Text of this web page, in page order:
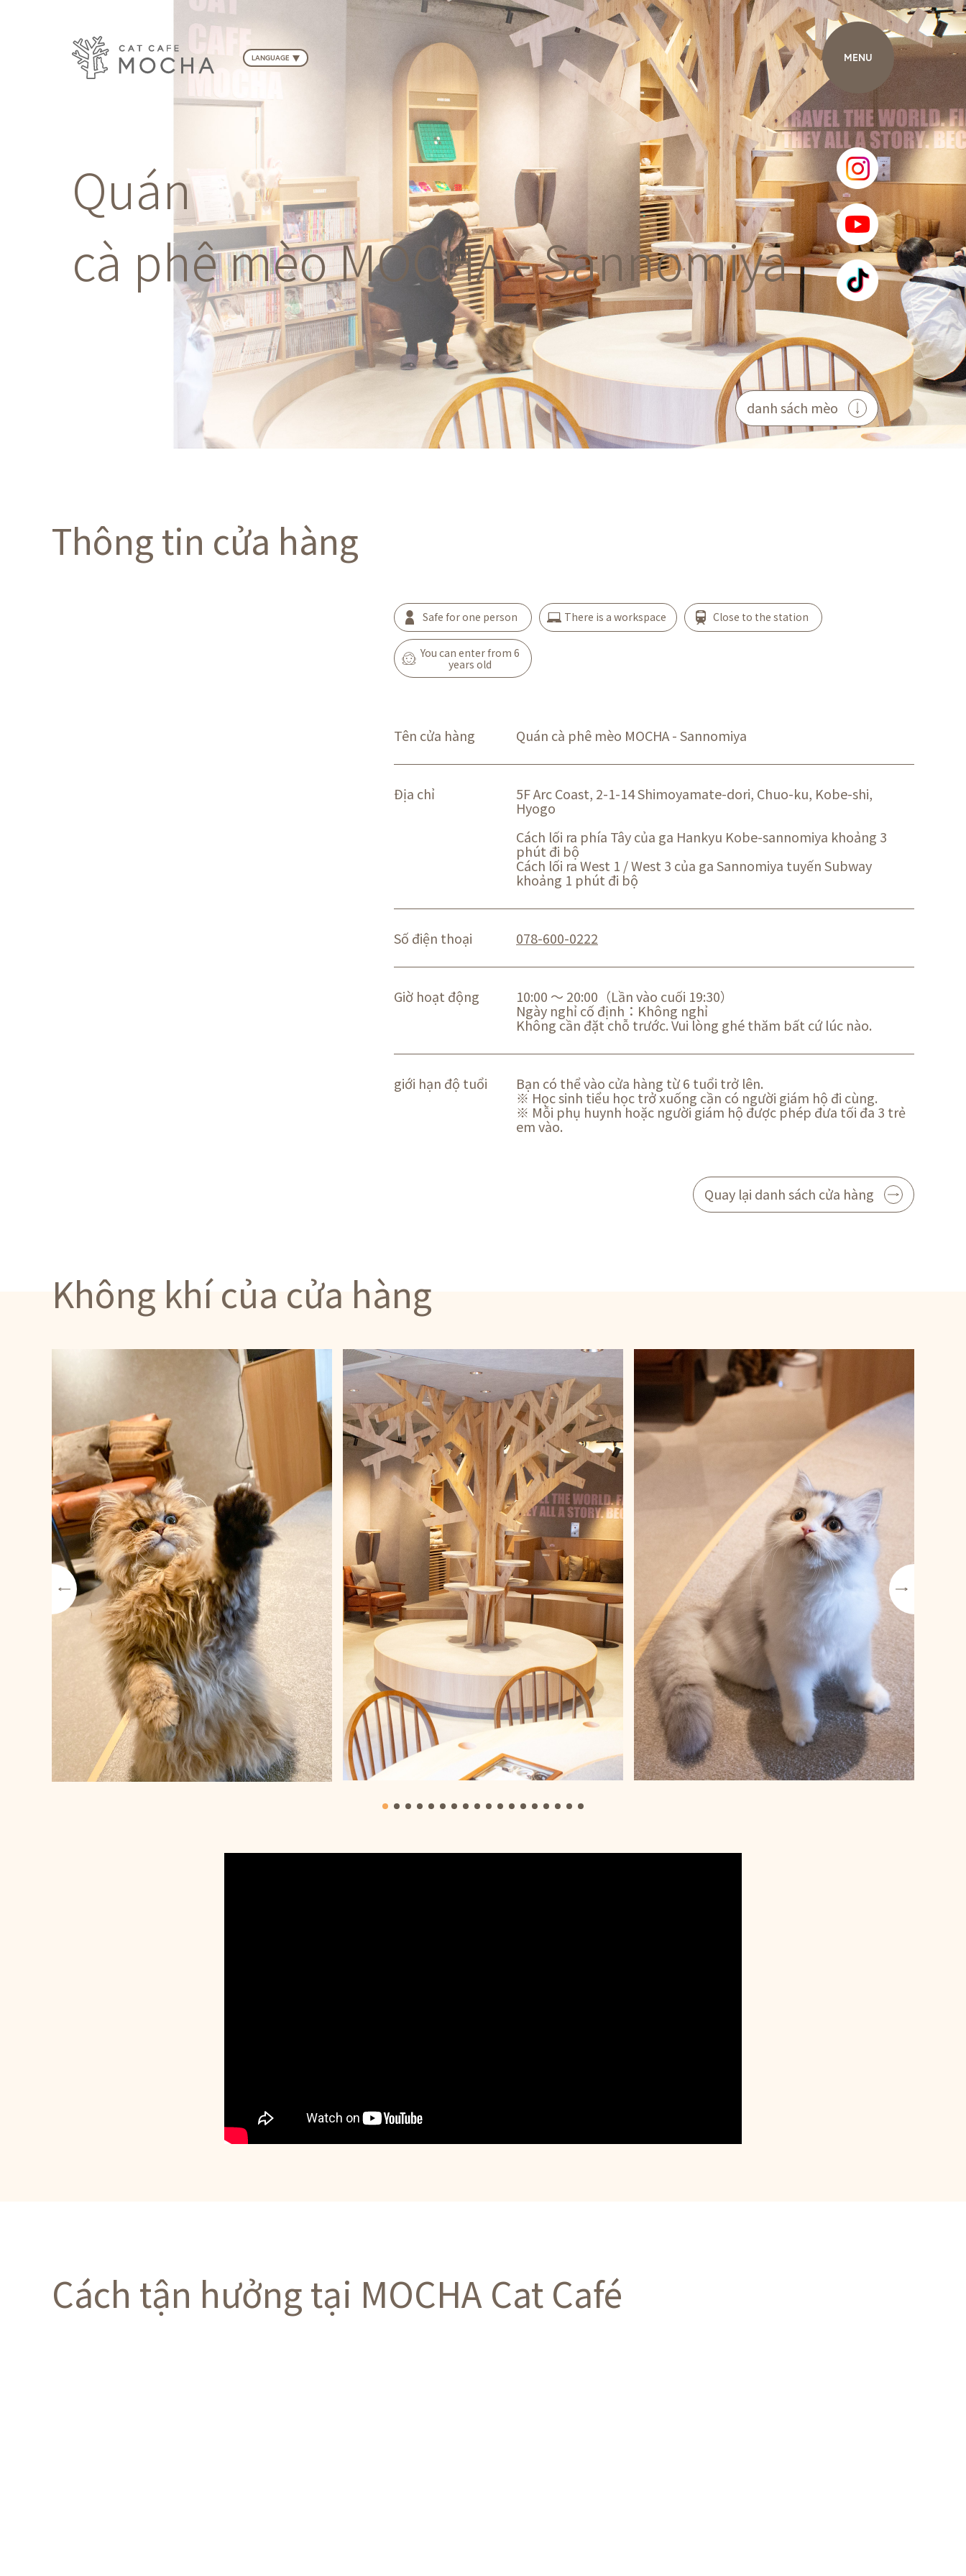
LANGUAGE
Quán
cà phê mèo MOCHA - Sannomiya
danh sách mèo
Thông tin cửa hàng
Safe for one person There is a workspace Close to the station
You can enter from 6
years old
Tên cửa hàng Quán cà phê mèo MOCHA - Sannomiya
Địa chỉ 5F Arc Coast, 2-1-14 Shimoyamate-dori, Chuo-ku, Kobe-shi,
Hyogo
Cách lối ra phía Tây của ga Hankyu Kobe-sannomiya khoảng 3
phút đi bộ
Cách lối ra West 1 / West 3 của ga Sannomiya tuyến Subway
khoảng 1 phút đi bộ
Số điện thoại 078-600-0222
Giờ hoạt động 10:00 ～ 20:00（Lần vào cuối 19:30）
Ngày nghỉ cố định：Không nghỉ
Không cần đặt chỗ trước. Vui lòng ghé thăm bất cứ lúc nào.
giới hạn độ tuổi Bạn có thể vào cửa hàng từ 6 tuổi trở lên.
※ Học sinh tiểu học trở xuống cần có người giám hộ đi cùng.
※ Mỗi phụ huynh hoặc người giám hộ được phép đưa tối đa 3 trẻ
em vào.
Quay lại danh sách cửa hàng
Không khí của cửa hàng
Cách tận hưởng tại MOCHA Cat Café